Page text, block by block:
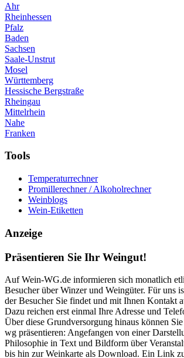
Ahr
Rheinhessen
Pfalz
Baden
Sachsen
Saale-Unstrut
Mosel
Württemberg
Hessische Bergstraße
Rheingau
Mittelrhein
Nahe
Franken
Tools
Temperaturrechner
Promillerechner / Alkoholrechner
Weinblogs
Wein-Etiketten
Anzeige
Präsentieren Sie Ihr Weingut!
Auf Wein-WG.de informieren sich monatlich
Besucher über Winzer und Weingüter. Für uns
der Besucher Sie findet und mit Ihnen Kontakt
Dazu reichen erst einmal Ihre Adresse und
Über diese Grundversorgung hinaus können
wg präsentieren: Angefangen von einer
Philosophie in Text und Bildform über
bis hin zur Weinkarte als Download. Ein Link